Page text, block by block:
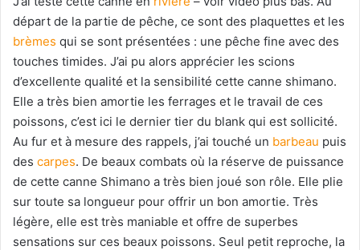
départ de la partie de pêche, ce sont des plaquettes et les
brèmes qui se sont présentées : une pêche fine avec des
touches timides. J’ai pu alors apprécier les scions
d’excellente qualité et la sensibilité cette canne shimano.
Elle a très bien amortie les ferrages et le travail de ces
poissons, c’est ici le dernier tier du blank qui est sollicité.
Au fur et à mesure des rappels, j’ai touché un barbeau puis
des carpes. De beaux combats où la réserve de puissance
de cette canne Shimano a très bien joué son rôle. Elle plie
sur toute sa longueur pour offrir un bon amortie. Très
légère, elle est très maniable et offre de superbes
sensations sur ces beaux poissons. Seul petit reproche, la